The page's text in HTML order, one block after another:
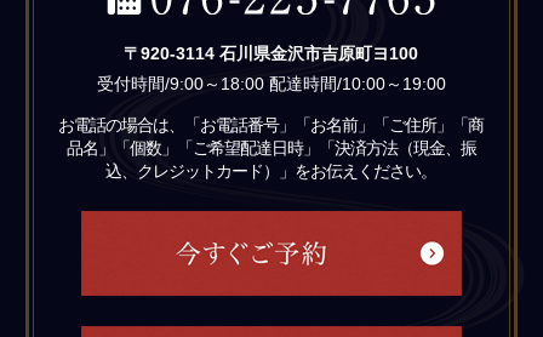
〒920-3114 石川県金沢市吉原町ヨ100
受付時間/9:00～18:00 配達時間/10:00～19:00
お電話の場合は、「お電話番号」「お名前」「ご住所」「商
品名」「個数」「ご希望配達日時」「決済方法（現金、振
込、クレジットカード）」をお伝えください。